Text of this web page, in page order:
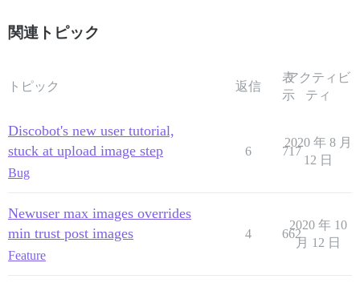
関連トピック
トピック 返信
表
示
アクティビ
ティ
Discobot's new user tutorial,
stuck at upload image step
Bug
6 717
2020 年 8 月
12 日
Newuser max images overrides
min trust post images
Feature
4 662
2020 年 10
月 12 日